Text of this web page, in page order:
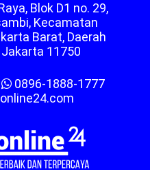
Blok D1 no. 29,
Kecamatan
Barat, Daerah
11750
0896-1888-1777